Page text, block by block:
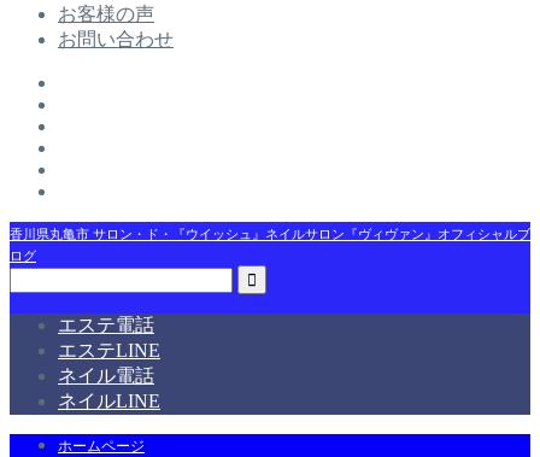
お客様の声
お問い合わせ
香川県丸亀市 サロン・ド・『ウイッシュ』ネイルサロン『ヴィヴァン』オフィシャルブ
ログ
エステ電話
エステLINE
ネイル電話
ネイルLINE
ホームページ